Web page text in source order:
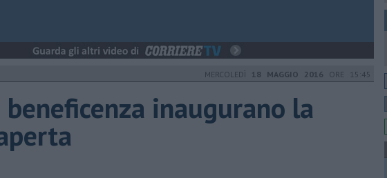
MERCOLEDÌ 18 MAGGIO 2016 ORE 15:45
inaugurano la